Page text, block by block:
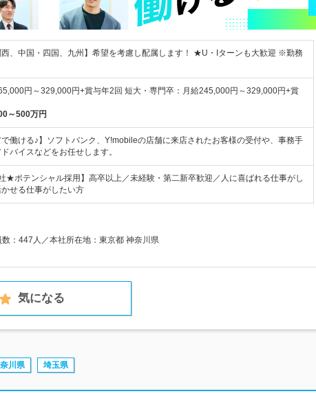
西、中国・四国、九州】希望を考慮し配属します！ ★U・Iターンも大歓迎 ※勤務
円～329,000円+賞与年2回 短大・専門卒：月給245,000円～329,000円+賞
～500万円
で働ける♪】ソフトバンク、Y!mobileの店舗に来店されたお客様の受付や、事務手
バイスなどをお任せします。
★ポテンシャル採用】高卒以上／未経験・第二新卒歓迎／人に喜ばれる仕事がし
せる仕事がしたい方
：447人／本社所在地：東京都 神奈川県
気になる
川県 埼玉県